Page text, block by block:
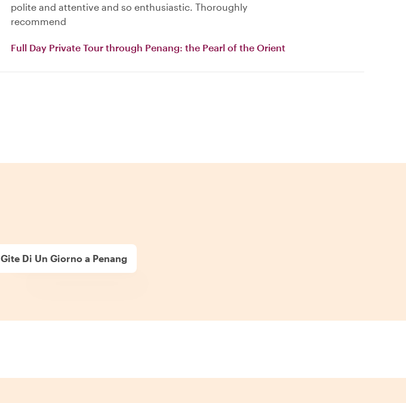
polite and attentive and so enthusiastic. Thoroughly
recommend
Full Day Private Tour through Penang: the Pearl of the Orient
Gite Di Un Giorno a Penang